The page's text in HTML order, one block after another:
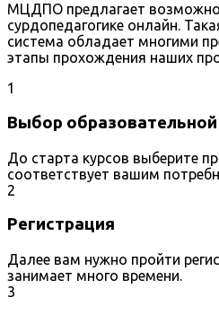
МЦДПО предлагает
сурдопедагогике онлайн.
система обладает многими
этапы прохождения наших
1
Выбор
До старта курсов выберите
соответствует вашим
2
Регистрация
Далее вам нужно пройти
занимает много времени.
3